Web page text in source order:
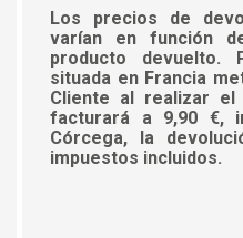
Los precios de
varían en función
producto devuelto.
situada en Francia
Cliente al realizar el
facturará a 9,90 €,
Córcega, la
impuestos incluidos.